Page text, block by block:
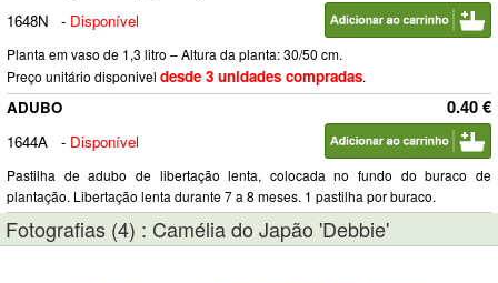
1648N
- Disponível
Planta em vaso de 1,3 litro – Altura da planta: 30/50 cm.
Preço unitário disponivel desde 3 unidades compradas.
0.40 €
ADUBO
1644A
- Disponível
Pastilha de adubo de libertação lenta, colocada no fundo do buraco de
plantação. Libertação lenta durante 7 a 8 meses. 1 pastilha por buraco.
Fotografias (4) : Camélia do Japão 'Debbie'